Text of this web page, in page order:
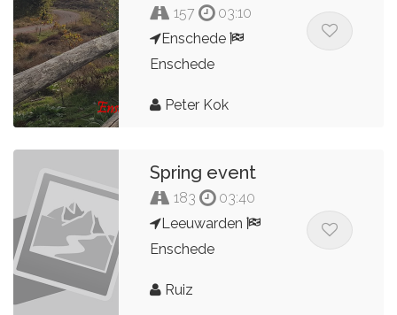
157
03:10
Enschede
Enschede
Peter Kok
Spring event
183
03:40
Leeuwarden
Enschede
Ruiz